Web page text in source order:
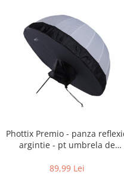
Fundaluri
Suporti pentru fundaluri
Blende
Corturi si mese pt.
Huse si genti pentru studio
Phottix Premio - panza
argintie - pt umbrela de
89,99 Lei